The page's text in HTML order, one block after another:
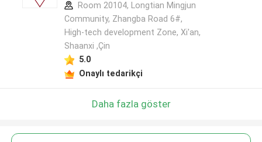
Room 20104, Longtian Mingjun
Community, Zhangba Road 6#,
High-tech development Zone, Xi'an,
Shaanxi ,Çin
5.0
Onaylı tedarikçi
Daha fazla göster